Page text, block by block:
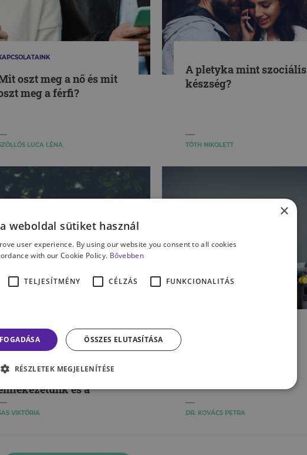
oszt meg a nő és mit
meg a férfi?
LUCA LÉNA
A pletyka mint szociális
készség?
TÓTH NIKOLETT
nem megbízhatók a
pletykák? – Így csal meg
bennünket az
és a
VIKTÓRIA DR. KOVÁCS PETRA
×
a weboldal sütiket használ
user experience. By using our website you consent to all cookies
with our Cookie Policy. Bővebben
TELJESÍTMÉNY CÉLZÁS FUNKCIONALITÁS
ÖSSZES ELUTASÍTÁSA
RÉSZLETEK MEGJELENÍTÉSE